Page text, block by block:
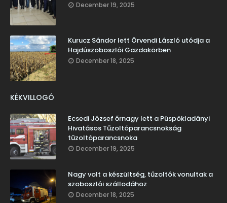
December 19, 2025
Kurucz Sándor lett Örvendi László utódja a
Hajdúszoboszlói Gazdakörben
December 18, 2025
KÉKVILLOGÓ
Ecsedi József őrnagy lett a Püspökladányi
Hivatásos Tűzoltóparancsnokság
tűzoltóparancsnoka
December 19, 2025
Nagy volt a készültség, tűzoltók vonultak a
szoboszlói szállodához
December 18, 2025